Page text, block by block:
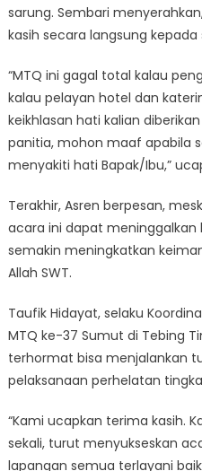
sarung. Sembari
kasih secara langsung
“MTQ ini gagal total kalau
kalau pelayan hotel dan
keikhlasan hati kalian
panitia, mohon maaf apabila
menyakiti hati Bapak/Ibu,”
Terakhir, Asren berpesan,
acara ini dapat meninggalkan
semakin meningkatkan
Allah SWT.
Taufik Hidayat, selaku
MTQ ke-37 Sumut di Tebing
terhormat bisa menjalankan
pelaksanaan perhelatan
“Kami ucapkan terima kasih.
sekali, turut menyukseskan
lapangan semua terlayani